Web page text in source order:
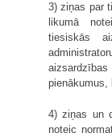
3) ziņas par
likumā
tiesiskās
4) ziņas un
noteic